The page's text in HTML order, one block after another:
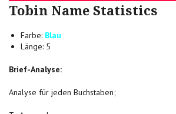
Tobin Name Statistics
Farbe: Blau
Länge: 5
Brief-Analyse:
Analyse für jeden Buchstaben;